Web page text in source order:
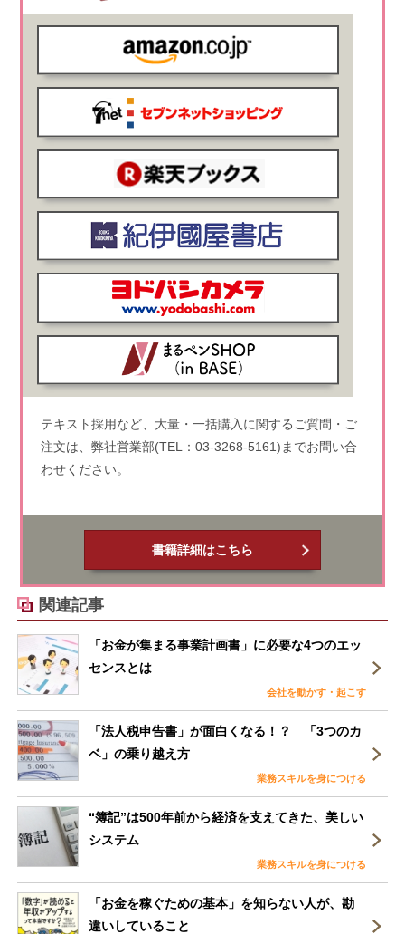
テキスト採用など、大量・一括購入に関するご質問・ご
注文は、弊社営業部(TEL：03-3268-5161)までお問い合
わせください。
書籍詳細はこちら
関連記事
「お金が集まる事業計画書」に必要な4つのエッ
センスとは
会社を動かす・起こす
「法人税申告書」が面白くなる！？ 「3つのカ
ベ」の乗り越え方
業務スキルを身につける
“簿記”は500年前から経済を支えてきた、美しい
システム
業務スキルを身につける
「お金を稼ぐための基本」を知らない人が、勘
違いしていること